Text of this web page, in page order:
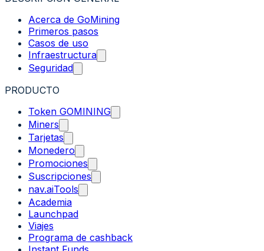
Acerca de GoMining
Primeros pasos
Casos de uso
Infraestructura
Seguridad
PRODUCTO
Token GOMINING
Miners
Tarjetas
Monedero
Promociones
Suscripciones
nav.aiTools
Academia
Launchpad
Viajes
Programa de cashback